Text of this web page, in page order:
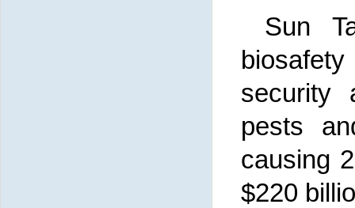
Sun
security
pests
causing
$220